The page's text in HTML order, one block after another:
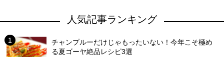
人気記事ランキング
チャンプルーだけじゃもったいない！今年こそ極め
る夏ゴーヤ絶品レシピ3選